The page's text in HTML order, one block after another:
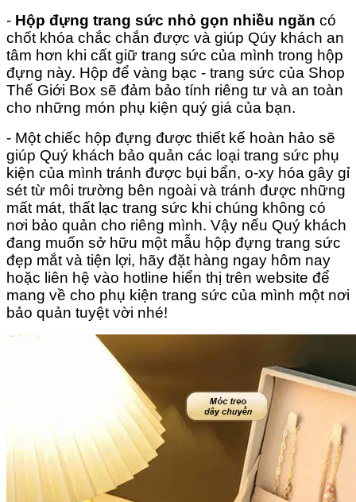
- Hộp đựng trang sức nhỏ gọn nhiều ngăn có
chốt khóa chắc chắn được và giúp Qúy khách an
tâm hơn khi cất giữ trang sức của mình trong hộp
đựng này. Hộp để vàng bạc - trang sức của Shop
Thế Giới Box sẽ đảm bảo tính riêng tư và an toàn
cho những món phụ kiện quý giá của bạn.
- Một chiếc hộp đựng được thiết kế hoàn hảo sẽ
giúp Quý khách bảo quản các loại trang sức phụ
kiện của mình tránh được bụi bẩn, o-xy hóa gây gỉ
sét từ môi trường bên ngoài và tránh được những
mất mát, thất lạc trang sức khi chúng không có
nơi bảo quản cho riêng mình. Vậy nếu Quý khách
đang muốn sở hữu một mẫu hộp đựng trang sức
đẹp mắt và tiện lợi, hãy đặt hàng ngay hôm nay
hoặc liên hệ vào hotline hiển thị trên website để
mang về cho phụ kiện trang sức của mình một nơi
bảo quản tuyệt vời nhé!